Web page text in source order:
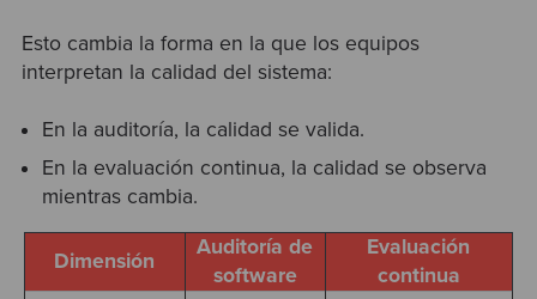
Esto cambia la forma en la que los equipos
interpretan la calidad del sistema:
En la auditoría, la calidad se valida.
En la evaluación continua, la calidad se observa
mientras cambia.
Dimensión
Auditoría de
software
Evaluación
continua